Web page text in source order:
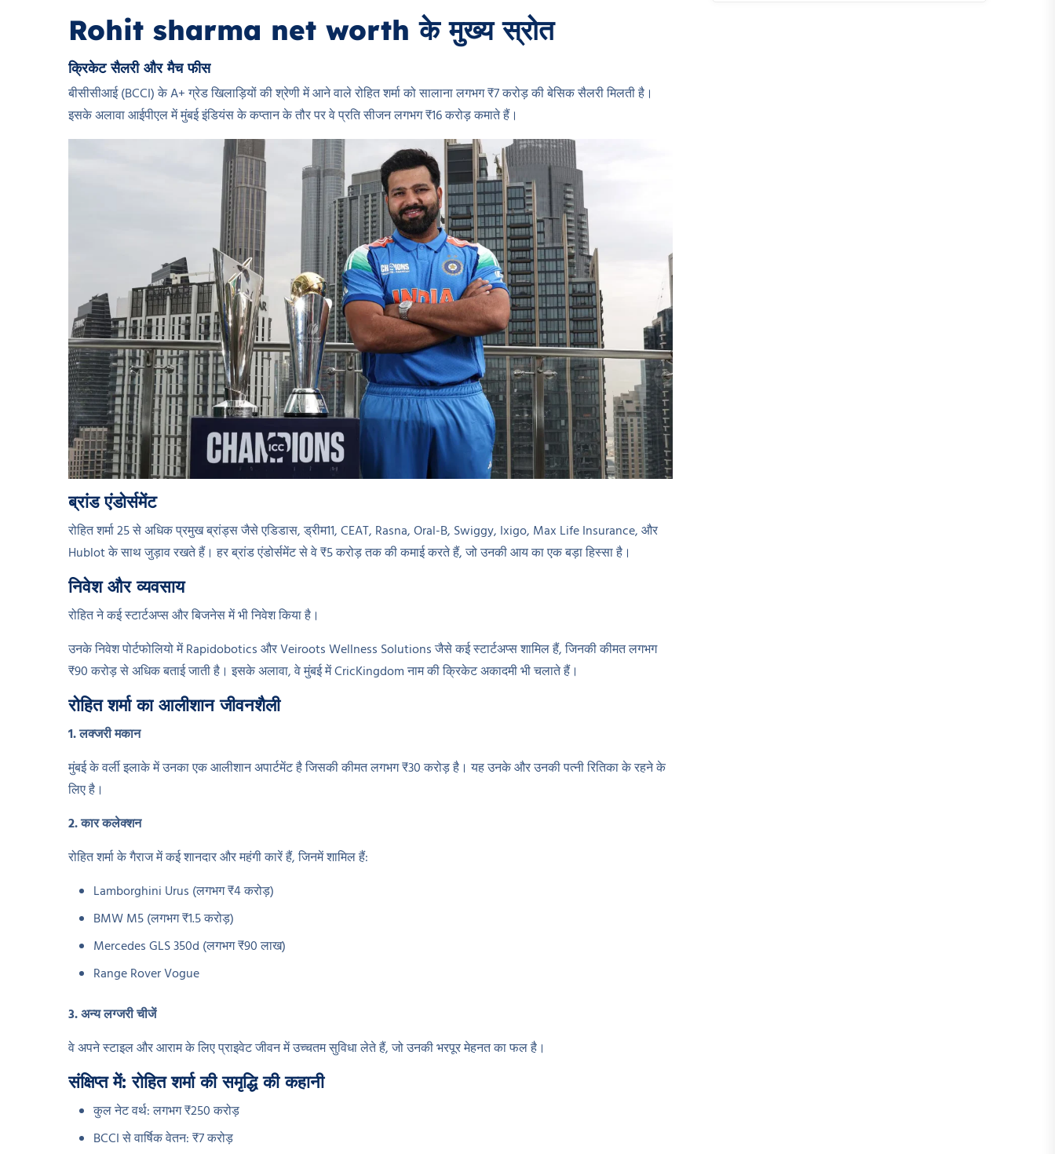
Rohit sharma net worth के मुख्य स्रोत
क्रिकेट सैलरी और मैच फीस
बीसीसीआई (BCCI) के A+ ग्रेड खिलाड़ियों की श्रेणी में आने वाले रोहित शर्मा को सालाना लगभग ₹7 करोड़ की बेसिक सैलरी मिलती है।
इसके अलावा आईपीएल में मुंबई इंडियंस के कप्तान के तौर पर वे प्रति सीजन लगभग ₹16 करोड़ कमाते हैं।
ब्रांड एंडोर्समेंट
रोहित शर्मा 25 से अधिक प्रमुख ब्रांड्स जैसे एडिडास, ड्रीम11, CEAT, Rasna, Oral-B, Swiggy, Ixigo, Max Life Insurance, और
Hublot के साथ जुड़ाव रखते हैं। हर ब्रांड एंडोर्समेंट से वे ₹5 करोड़ तक की कमाई करते हैं, जो उनकी आय का एक बड़ा हिस्सा है।
निवेश और व्यवसाय
रोहित ने कई स्टार्टअप्स और बिजनेस में भी निवेश किया है।
उनके निवेश पोर्टफोलियो में Rapidobotics और Veiroots Wellness Solutions जैसे कई स्टार्टअप्स शामिल हैं, जिनकी कीमत लगभग
₹90 करोड़ से अधिक बताई जाती है। इसके अलावा, वे मुंबई में CricKingdom नाम की क्रिकेट अकादमी भी चलाते हैं।
रोहित शर्मा का आलीशान जीवनशैली
1. लक्जरी मकान
मुंबई के वर्ली इलाके में उनका एक आलीशान अपार्टमेंट है जिसकी कीमत लगभग ₹30 करोड़ है। यह उनके और उनकी पत्नी रितिका के रहने के
लिए है।
2. कार कलेक्शन
रोहित शर्मा के गैराज में कई शानदार और महंगी कारें हैं, जिनमें शामिल हैं:
Lamborghini Urus (लगभग ₹4 करोड़)
BMW M5 (लगभग ₹1.5 करोड़)
Mercedes GLS 350d (लगभग ₹90 लाख)
Range Rover Vogue
3. अन्य लग्जरी चीजें
वे अपने स्टाइल और आराम के लिए प्राइवेट जीवन में उच्चतम सुविधा लेते हैं, जो उनकी भरपूर मेहनत का फल है।
संक्षिप्त में: रोहित शर्मा की समृद्धि की कहानी
कुल नेट वर्थ: लगभग ₹250 करोड़
BCCI से वार्षिक वेतन: ₹7 करोड़